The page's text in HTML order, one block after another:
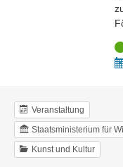
Veranstaltung
Staatsministerium für
Kunst und Kultur